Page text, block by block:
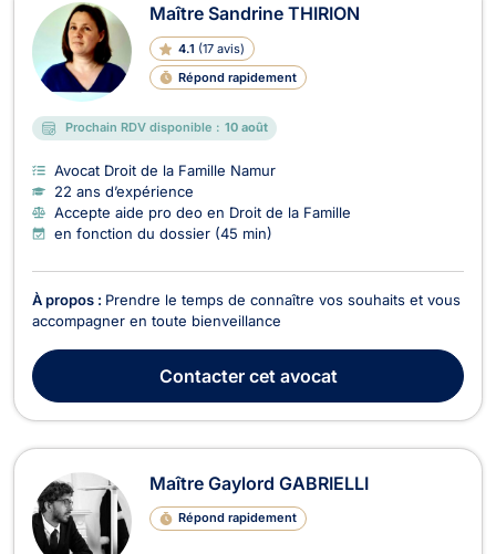
Maître Sandrine THIRION
4.1 (17 avis)
Répond rapidement
Prochain RDV disponible : 10 août
Avocat Droit de la Famille Namur
22 ans d’expérience
Accepte aide pro deo en Droit de la Famille
en fonction du dossier (45 min)
À propos : Prendre le temps de connaître vos souhaits et vous
accompagner en toute bienveillance
Contactercet avocat
Maître Gaylord GABRIELLI
Répond rapidement